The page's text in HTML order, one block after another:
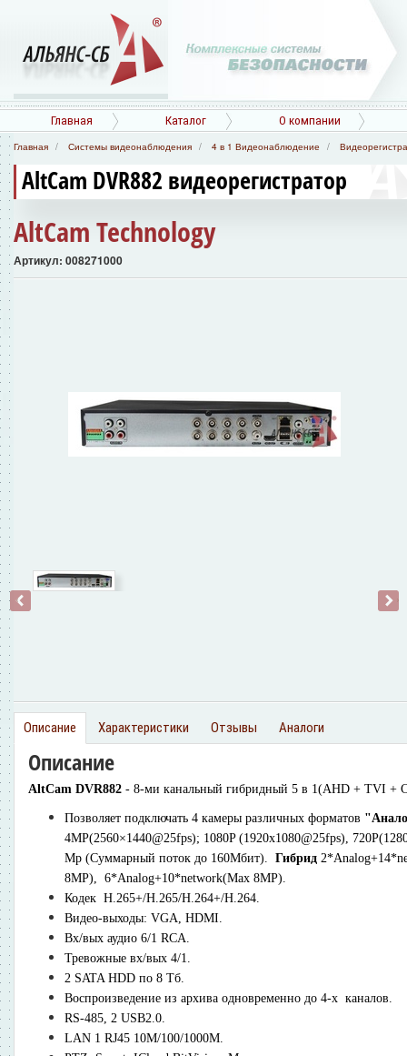
Главная Каталог О компании
Главная Системы видеонаблюдения 4 в 1 Видеонаблюдение
AltCam DVR882 видеорегистратор
AltCam Technology
Артикул: 008271000
‹ ›
Описание Характеристики Отзывы Аналоги
Описание
AltCam DVR882 - 8-ми канальный гибридный 5 в 1(AHD + TVI +
Позволяет подключать 4 камеры различных форматов
4MP(2560×1440@25fps); 1080P (1920x1080@25fps),
Мр (Суммарный поток до 160Мбит). Гибрид
8MP), 6*Analog+10*network(Max 8MP).
Кодек H.265+/H.265/H.264+/H.264.
Видео-выходы: VGA, HDMI.
Вх/вых аудио 6/1 RCA.
Тревожные вх/вых 4/1.
2 SATA HDD по 8 Тб.
Воспроизведение из архива одновременно до 4-х каналов.
RS-485, 2 USB2.0.
LAN 1 RJ45 10M/100/1000M.